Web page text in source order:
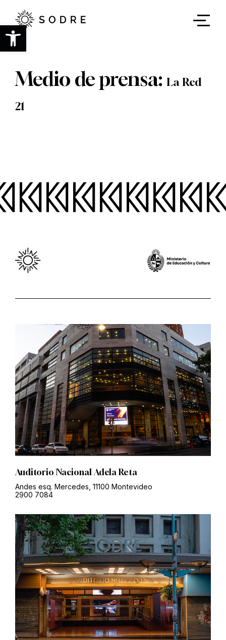
Abrir barra de herramientas
contenido
principal
Medio de prensa: La Red
21
Auditorio Nacional Adela Reta
Andes esq. Mercedes, 11100 Montevideo
2900 7084